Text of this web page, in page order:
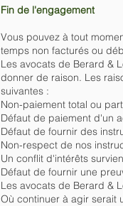
Fin de l'engagement
Vous pouvez à tout
temps non facturés ou
Les avocats de Berard &
donner de raison. Les
suivantes :
Non-paiement total ou
Défaut de paiement d'un
Défaut de fournir des
Non-respect de nos
Un conflit d'intérêts
Défaut de fournir une
Les avocats de Berard &
Où continuer à agir serait